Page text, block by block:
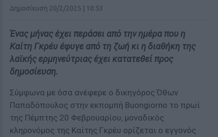
Δημοσίευση 20/2/2025 | 10:53
Ένας μήνας έχει περάσει από την ημέρα που η
Καίτη Γκρέυ έφυγε από τη ζωή κι η διαθήκη της
λαϊκής ερμηνεύτριας έχει κατατεθεί προς
δημοσίευση.
Σύμφωνα με όσα ανέφερε ο δικηγόρος Όθων
Παπαδόπουλος στην εκπομπή Buongiorno το πρωί
της Πέμπτης 20 Φεβρουαρίου, μοναδικός
κληρονόμος της Καίτης Γκρέυ ορίζεται ο εγγονός